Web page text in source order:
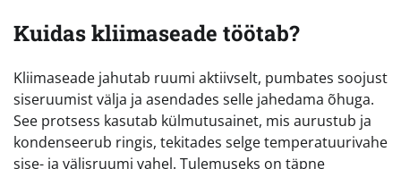
Kuidas kliimaseade töötab?
Kliimaseade jahutab ruumi aktiivselt, pumbates soojust
siseruumist välja ja asendades selle jahedama õhuga.
See protsess kasutab külmutusainet, mis aurustub ja
kondenseerub ringis, tekitades selge temperatuurivahe
sise- ja välisruumi vahel. Tulemuseks on täpne